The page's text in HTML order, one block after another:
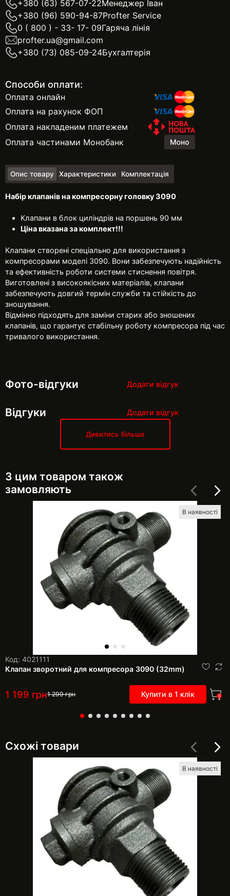
+380 (63) 567-07-22Менеджер Іван
+380 (96) 590-94-87Profter Service
0 ( 800 ) - 33- 17- 09Гаряча лінія
profter.ua@gmail.com
+380 (73) 085-09-24Бухгалтерія
Способи оплати:
Оплата онлайн
Оплата на рахунок ФОП
Оплата накладеним платежем
Оплата частинами Монобанк
Опис товару Характеристики Комплектація
Набір клапанів на компресорну головку 3090
Клапани в блок циліндрів на поршень 90 мм
Ціна вказана за комплект!!!
Клапани створені спеціально для використання з
компресорами моделі 3090. Вони забезпечують надійність
та ефективність роботи системи стиснення повітря.
Виготовлені з високоякісних матеріалів, клапани
забезпечують довгий термін служби та стійкість до
зношування.
Відмінно підходять для заміни старих або зношених
клапанів, що гарантує стабільну роботу компресора під час
тривалого використання.
Фото-відгуки Додати відгук
Відгуки Додати відгук
Дивитись більше
З цим товаром також
замовляють
В наявності
Код: 4021111
Клапан зворотний для компресора 3090 (32mm)
1 199 грн1 299грн Купити в 1 клік 0
Схожі товари
В наявності